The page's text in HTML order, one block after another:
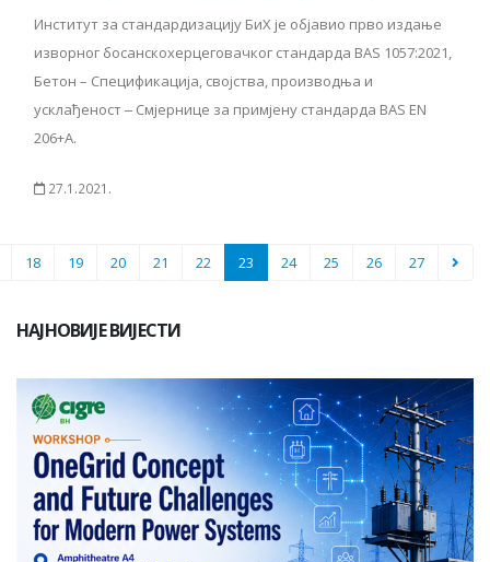
Институт за стандардизацију БиХ је објавио прво издање
изворног босанскохерцеговачког стандарда BAS 1057:2021,
Бетон – Спецификација, својства, производња и
усклађеност ‒ Смјернице за примјену стандарда BAS EN
206+A.
27.1.2021.
18 19 20 21 22 23 24 25 26 27
НАЈНОВИЈЕ ВИЈЕСТИ